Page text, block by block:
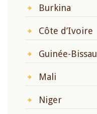
Burkina
Côte d’Ivoire
Guinée-Bissau
Mali
Niger